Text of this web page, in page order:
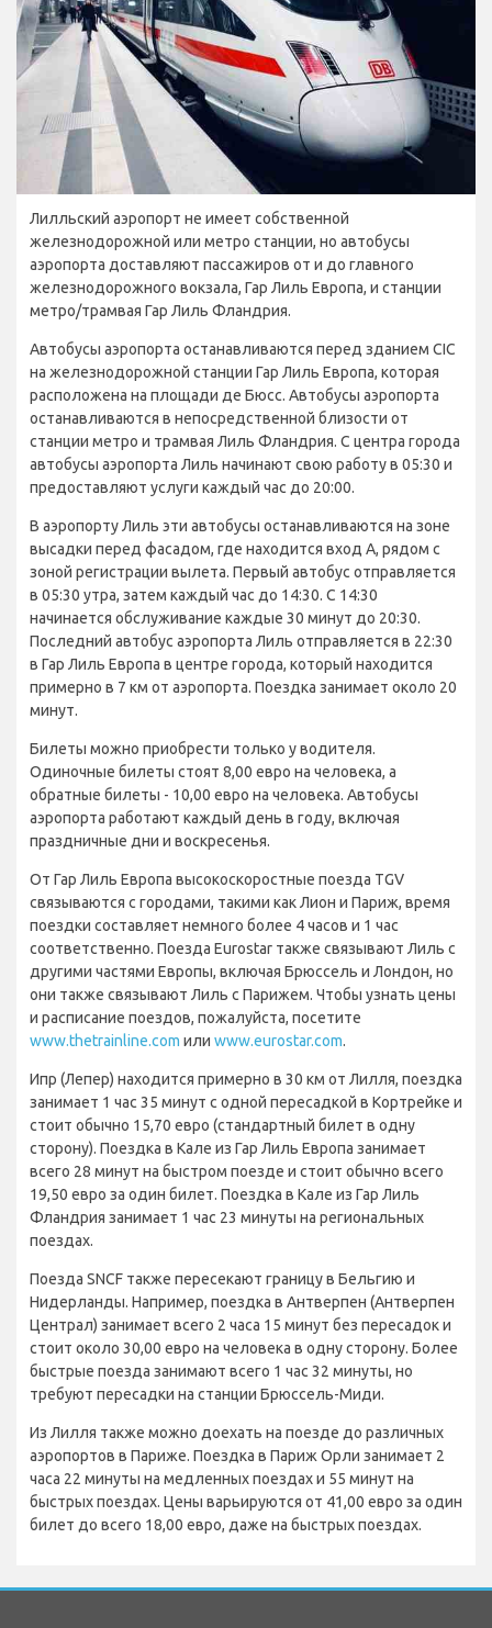
Лилльский аэропорт не имеет собственной
железнодорожной или метро станции, но автобусы
аэропорта доставляют пассажиров от и до главного
железнодорожного вокзала, Гар Лиль Европа, и станции
метро/трамвая Гар Лиль Фландрия.
Автобусы аэропорта останавливаются перед зданием CIC
на железнодорожной станции Гар Лиль Европа, которая
расположена на площади де Бюсс. Автобусы аэропорта
останавливаются в непосредственной близости от
станции метро и трамвая Лиль Фландрия. С центра города
автобусы аэропорта Лиль начинают свою работу в 05:30 и
предоставляют услуги каждый час до 20:00.
В аэропорту Лиль эти автобусы останавливаются на зоне
высадки перед фасадом, где находится вход А, рядом с
зоной регистрации вылета. Первый автобус отправляется
в 05:30 утра, затем каждый час до 14:30. С 14:30
начинается обслуживание каждые 30 минут до 20:30.
Последний автобус аэропорта Лиль отправляется в 22:30
в Гар Лиль Европа в центре города, который находится
примерно в 7 км от аэропорта. Поездка занимает около 20
минут.
Билеты можно приобрести только у водителя.
Одиночные билеты стоят 8,00 евро на человека, а
обратные билеты - 10,00 евро на человека. Автобусы
аэропорта работают каждый день в году, включая
праздничные дни и воскресенья.
От Гар Лиль Европа высокоскоростные поезда TGV
связываются с городами, такими как Лион и Париж, время
поездки составляет немного более 4 часов и 1 час
соответственно. Поезда Eurostar также связывают Лиль с
другими частями Европы, включая Брюссель и Лондон, но
они также связывают Лиль с Парижем. Чтобы узнать цены
и расписание поездов, пожалуйста, посетите
www.thetrainline.com или www.eurostar.com.
Ипр (Лепер) находится примерно в 30 км от Лилля, поездка
занимает 1 час 35 минут с одной пересадкой в Кортрейке и
стоит обычно 15,70 евро (стандартный билет в одну
сторону). Поездка в Кале из Гар Лиль Европа занимает
всего 28 минут на быстром поезде и стоит обычно всего
19,50 евро за один билет. Поездка в Кале из Гар Лиль
Фландрия занимает 1 час 23 минуты на региональных
поездах.
Поезда SNCF также пересекают границу в Бельгию и
Нидерланды. Например, поездка в Антверпен (Антверпен
Централ) занимает всего 2 часа 15 минут без пересадок и
стоит около 30,00 евро на человека в одну сторону. Более
быстрые поезда занимают всего 1 час 32 минуты, но
требуют пересадки на станции Брюссель-Миди.
Из Лилля также можно доехать на поезде до различных
аэропортов в Париже. Поездка в Париж Орли занимает 2
часа 22 минуты на медленных поездах и 55 минут на
быстрых поездах. Цены варьируются от 41,00 евро за один
билет до всего 18,00 евро, даже на быстрых поездах.